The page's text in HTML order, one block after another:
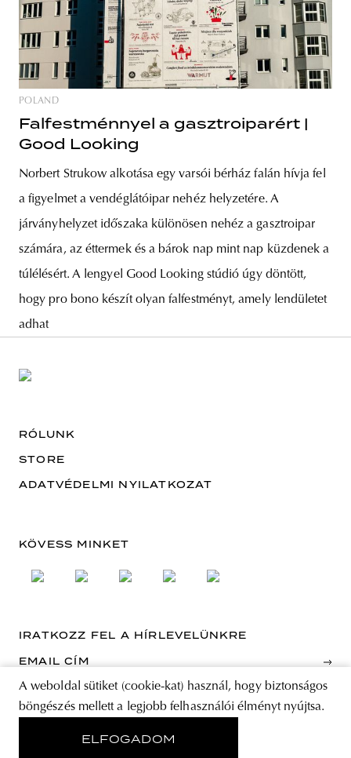
POLAND
Falfestménnyel a gasztroiparért |
Good Looking
Norbert Strukow alkotása egy varsói bérház falán hívja fel
a figyelmet a vendéglátóipar nehéz helyzetére. A
járványhelyzet időszaka különösen nehéz a gasztroipar
számára, az éttermek és a bárok nap mint nap küzdenek a
túlélésért. A lengyel Good Looking stúdió úgy döntött,
hogy pro bono készít olyan falfestményt, amely lendületet
adhat
A weboldal sütiket (cookie-kat) használ, hogy biztonságos
böngészés mellett a legjobb felhasználói élményt nyújtsa.
ELFOGADOM
RÓLUNK
STORE
ADATVÉDELMI NYILATKOZAT
KÖVESS MINKET
IRATKOZZ FEL A HÍRLEVELÜNKRE
EMAIL CÍM
A feliratkozással elfogadja az Általános Szerződési Feltételeket és kijelenti,
hogy elolvasta az Adatvédelmi nyilatkozatot.